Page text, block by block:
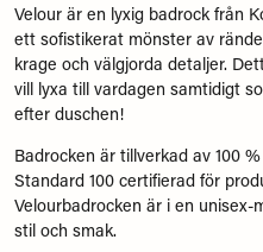
Velour är en lyxig badrock från
ett sofistikerat mönster av
krage och välgjorda detaljer.
vill lyxa till vardagen samtidigt
efter duschen!
Badrocken är tillverkad av 100
Standard 100 certifierad för
Velourbadrocken är i en unisex-
stil och smak.